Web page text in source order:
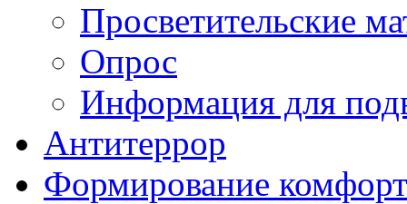
Просветительские
Опрос
Информация для
Антитеррор
Формирование